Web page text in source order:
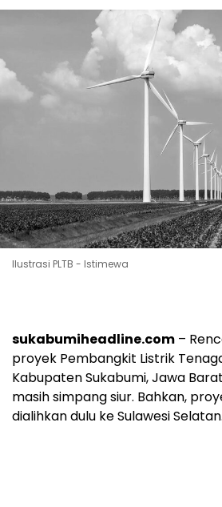
Ilustrasi PLTB - Istimewa
sukabumiheadline.com –
proyek Pembangkit Listrik
Kabupaten Sukabumi, Jawa
masih simpang siur. Bahkan,
dialihkan dulu ke Sulawesi Selatan.